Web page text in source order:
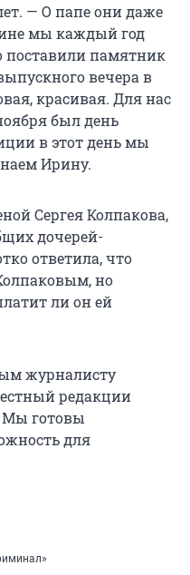
— О папе они даже
мы каждый год
поставили памятник
вечера в
красивая. Для нас
был день
в этот день мы
Ирину.
Сергея Колпакова,
дочерей-
ответила, что
но
ли он ей
журналисту
редакции
Мы готовы
для